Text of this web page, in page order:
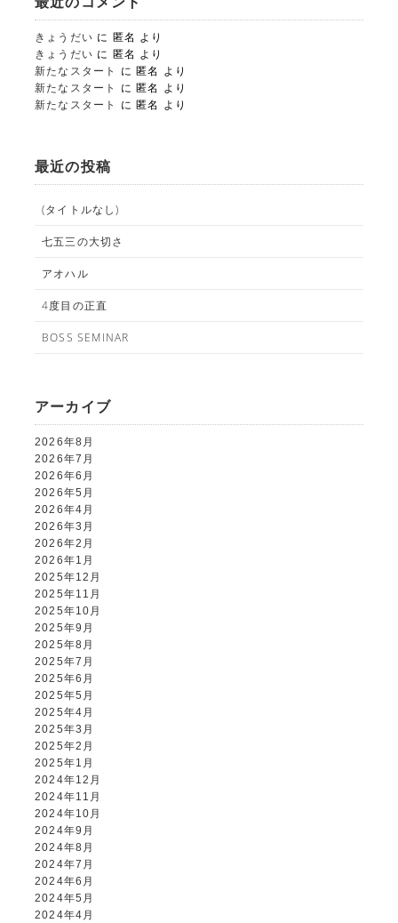
きょうだい に 匿名 より
きょうだい に 匿名 より
新たなスタート
に 匿名
より
新たなスタート
に 匿名
より
新たなスタート
に 匿名 より
最近の投稿
(タイトルなし)
七五三の大切さ
アオハル
4度目の正直
BOSS SEMINAR
アーカイブ
2026年8月
2026年7月
2026年6月
2026年5月
2026年4月
2026年3月
2026年2月
2026年1月
2025年12月
2025年11月
2025年10月
2025年9月
2025年8月
2025年7月
2025年6月
2025年5月
2025年4月
2025年3月
2025年2月
2025年1月
2024年12月
2024年11月
2024年10月
2024年9月
2024年8月
2024年7月
2024年6月
2024年5月
2024年4月